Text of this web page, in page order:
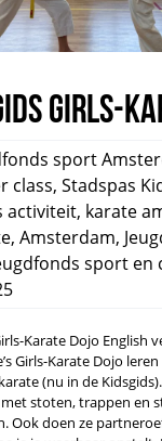
Girls-
sport
class, Stadspas
activiteit, karate
, Amsterdam,
sport en
Karate Dojo English
Girls-Karate Dojo
(nu in de
stoten, trappen en
Ook doen ze